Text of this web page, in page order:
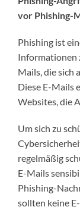
vor Phishing-
Phishing ist
Informationen
Mails, die sich
Diese E-Mails
Websites, die
Um sich zu
regelmäßig
E-Mails
Phishing-
sollten keine